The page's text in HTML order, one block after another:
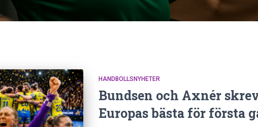
HANDBOLLSNYHETER
Bundsen och Axnér
Europas bästa för första